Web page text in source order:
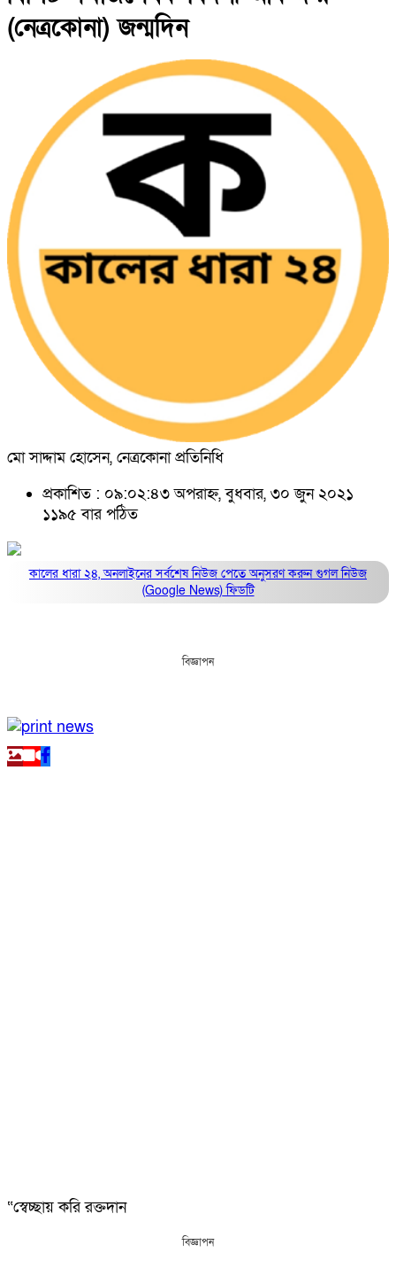
(নেত্রকোনা) জন্মদিন
মো সাদ্দাম হোসেন, নেত্রকোনা প্রতিনিধি
প্রকাশিত : ০৯:০২:৪৩ অপরাহ্ন, বুধবার, ৩০ জুন ২০২১
১১৯৫ বার পঠিত
কালের ধারা ২৪, অনলাইনের সর্বশেষ নিউজ পেতে অনুসরণ করুনগুগল নিউজ
(Google News)ফিডটি
বিজ্ঞাপন
“স্বেচ্ছায় করি রক্তদান
বিজ্ঞাপন